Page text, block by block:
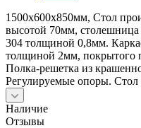
1500х600х850мм, Стол
высотой 70мм,
304 толщиной 0,8мм.
толщиной 2мм, покрытого
Полка-решетка из
Регулируемые опоры. Стол
Наличие
Отзывы